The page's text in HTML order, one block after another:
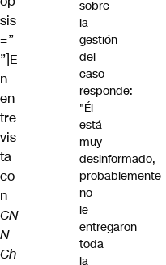
sis
=”
”]E
n
en
tre
vis
ta
co
n
CN
N
Ch
sobre
la
gestión
del
caso
responde:
"Él
está
muy
desinformado,
probablemente
no
le
entregaron
toda
la